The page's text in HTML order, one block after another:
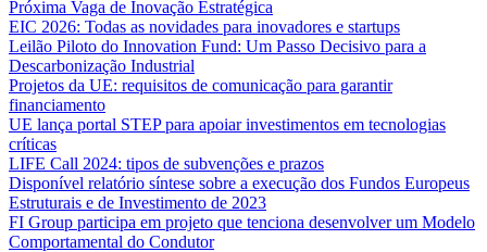
Próxima Vaga de Inovação Estratégica
EIC 2026: Todas as novidades para inovadores e startups
Leilão Piloto do Innovation Fund: Um Passo Decisivo para a
Descarbonização Industrial
Projetos da UE: requisitos de comunicação para garantir
financiamento
UE lança portal STEP para apoiar investimentos em tecnologias
críticas
LIFE Call 2024: tipos de subvenções e prazos
Disponível relatório síntese sobre a execução dos Fundos Europeus
Estruturais e de Investimento de 2023
FI Group participa em projeto que tenciona desenvolver um Modelo
Comportamental do Condutor